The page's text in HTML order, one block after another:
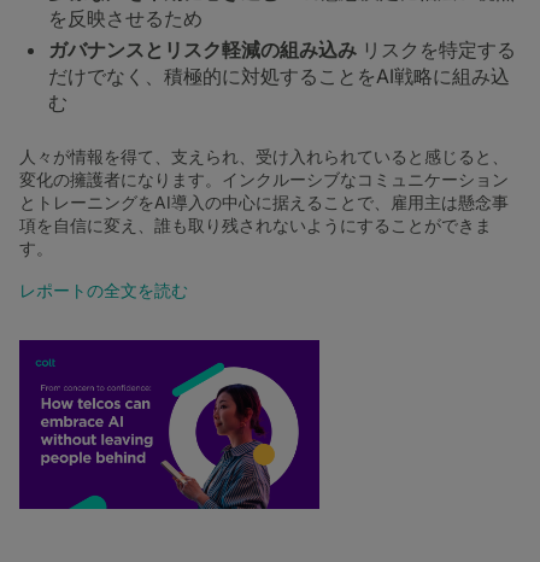
を反映させるため
ガバナンスとリスク軽減の組み込み リスクを特定する
だけでなく、積極的に対処することをAI戦略に組み込
む
人々が情報を得て、支えられ、受け入れられていると感じると、
変化の擁護者になります。インクルーシブなコミュニケーション
とトレーニングをAI導入の中心に据えることで、雇用主は懸念事
項を自信に変え、誰も取り残されないようにすることができま
す。
レポートの全文を読む